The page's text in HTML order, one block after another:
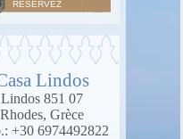
Lindos
Lindos 851 07
Rhodes, Grèce
+30 6974492822